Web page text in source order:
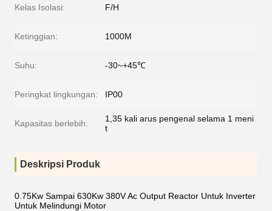
Kelas Isolasi: F/H
Ketinggian: 1000M
Suhu: -30~+45℃
Peringkat lingkungan: IP00
Kapasitas berlebih:
1,35 kali arus pengenal selama 1 meni
t
Deskripsi Produk
0.75Kw Sampai 630Kw 380V Ac Output Reactor Untuk Inverter
Untuk Melindungi Motor